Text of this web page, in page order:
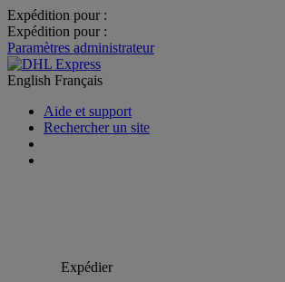
Expédition pour :
Expédition pour :
Paramètres administrateur
English Français
Aide et support
Rechercher un site
Expédier